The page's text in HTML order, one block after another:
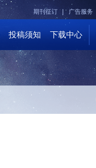
广告服务 |
期刊征订 |
投稿须知 下载中心